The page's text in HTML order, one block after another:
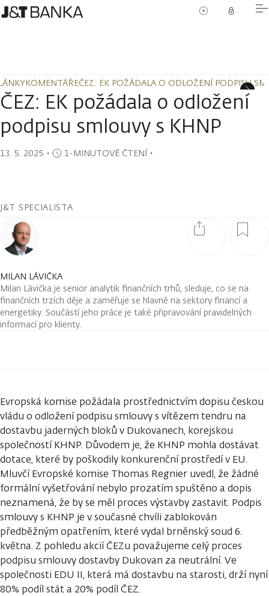
KOMENTÁŘEČEZ: EK POŽÁDALA O ODLOŽENÍ PODPISU
KOMENTÁŘEČEZ: EK POŽÁDALA O ODLOŽENÍ PODPISU
ČEZ: EK požádala o odložení
podpisu smlouvy s KHNP
13. 5. 2025 ・ 1-MINUTOVÉ ČTENÍ・
J&T SPECIALISTA
MILAN LÁVIČKA
Milan Lávička je senior analytik finančních trhů, sleduje, co se na
finančních trzích děje a zaměřuje se hlavně na sektory financí a
energetiky. Součástí jeho práce je také připravování pravidelných
informací pro klienty.
Evropská komise požádala prostřednictvím dopisu českou
vládu o odložení podpisu smlouvy s vítězem tendru na
dostavbu jaderných bloků v Dukovanech, korejskou
společností KHNP. Důvodem je, že KHNP mohla dostávat
dotace, které by poškodily konkurenční prostředí v EU.
Mluvčí Evropské komise Thomas Regnier uvedl, že žádné
formální vyšetřování nebylo prozatím spuštěno a dopis
neznamená, že by se měl proces výstavby zastavit. Podpis
smlouvy s KHNP je v současné chvíli zablokován
předběžným opatřením, které vydal brněnský soud 6.
května. Z pohledu akcií ČEZu považujeme celý proces
podpisu smlouvy dostavby Dukovan za neutrální. Ve
společnosti EDU II, která má dostavbu na starosti, drží nyní
80% podíl stát a 20% podíl ČEZ.